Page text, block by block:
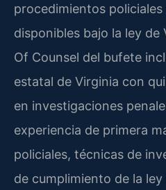
procedimientos
disponibles bajo la ley de
Of Counsel del bufete
estatal de Virginia con
en investigaciones
experiencia de primera
policiales, técnicas de
de cumplimiento de la